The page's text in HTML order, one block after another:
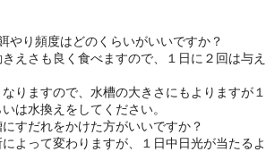
やり頻度はどのくらいがいいですか？
えさも良く食べますので、１日に２回は与え
りますので、水槽の大きさにもよりますが１
は水換えをしてください。
すだれをかけた方がいいですか？
よって変わりますが、１日中日光が当たるよ